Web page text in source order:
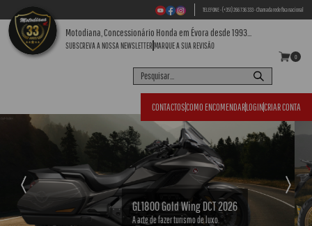
TELEFONE - (+351) 266 736 333 - Chamada rede fixa nacional
Motodiana, Concessionário Honda em Évora desde 1993...
SUBSCREVA A NOSSA NEWSLETTER MARQUE A SUA REVISÃO
0
CONTACTOSCOMO ENCOMENDARLOGINCRIAR CONTA
CRF1100L Africa Twin Adventure Sports 2026
A essência do turismo de aventura.
Previous Next